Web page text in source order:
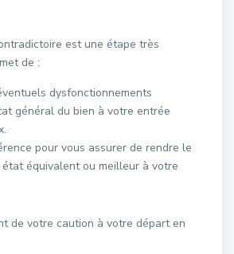
est une étape très
de :
dysfonctionnements
général du bien à votre entrée
pour vous assurer de rendre le
équivalent ou meilleur à votre
de votre caution à votre départ en